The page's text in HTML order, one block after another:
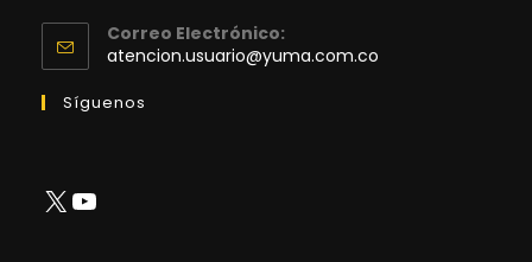
Correo Electrónico:
atencion.usuario@yuma.com.co
Síguenos
X YouTube